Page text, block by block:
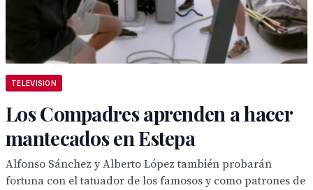
TELEVISION
Los Compadres aprenden a hacer
mantecados en Estepa
Alfonso Sánchez y Alberto López también probarán
fortuna con el tatuador de los famosos y como patrones de